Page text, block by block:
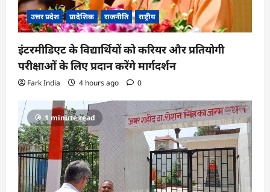
उत्तर प्रदेश प्रादेशिक राजनीति राष्ट्रीय
इंटरमीडिएट के विद्यार्थियों को करियर और प्रतियोगी
परीक्षाओं के लिए प्रदान करेंगे मार्गदर्शन
Fark India 4 hours ago 0
1 minute read